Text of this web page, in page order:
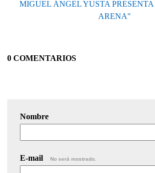
MIGUEL ÁNGEL YUSTA
ARENA"
0 COMENTARIOS
Nombre
E-mail No será mostrado.